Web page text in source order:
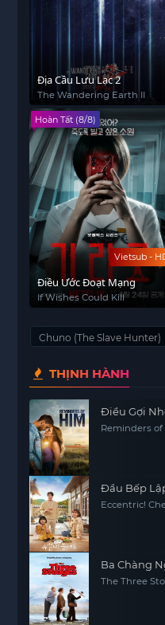
Địa Cầu Lưu Lạc 2
The Wandering Earth II
Vietsub -
Hoàn Tất (8/8)
Điều Ước Đoạt Mạng
If Wishes Could Kill
Chuno (The Slave Hunter)
THỊNH HÀNH
Điều Gợi
Reminders of
Đầu Bếp
Eccentric!
Ba Chàng
The Three